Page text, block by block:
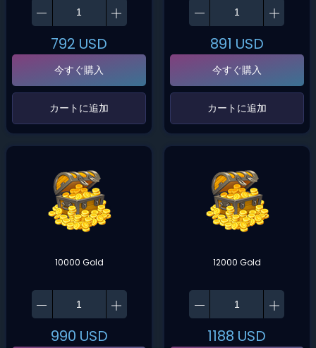
792 USD
今すぐ購入
‌カートに追加‌
891 USD
今すぐ購入
‌カートに追加‌
10000 Gold
990 USD
12000 Gold
1188 USD